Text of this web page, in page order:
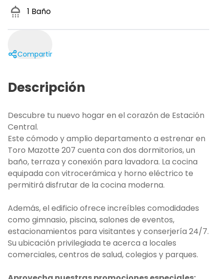
1 Baño
Compartir
Descripción
Descubre tu nuevo hogar en el corazón de Estación
Central.
Este cómodo y amplio departamento a estrenar en
Toro Mazotte 207 cuenta con dos dormitorios, un
baño, terraza y conexión para lavadora. La cocina
equipada con vitrocerámica y horno eléctrico te
permitirá disfrutar de la cocina moderna.
Además, el edificio ofrece increíbles comodidades
como gimnasio, piscina, salones de eventos,
estacionamientos para visitantes y conserjería 24/7.
Su ubicación privilegiada te acerca a locales
comerciales, centros de salud, colegios y parques.